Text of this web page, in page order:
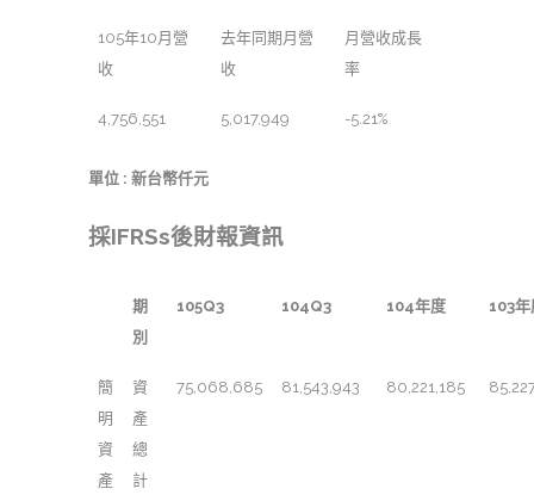
105年10月營
收
去年同期月營
收
月營收成長
率
4,756,551 5,017,949 -5.21%
單位 : 新台幣仟元
採IFRSs後財報資訊
期
別
105Q3 104Q3 104年度 103年
簡
明
資
產
資
產
總
計
75,068,685 81,543,943 80,221,185